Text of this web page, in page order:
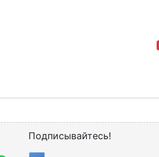
Подписывайтесь!